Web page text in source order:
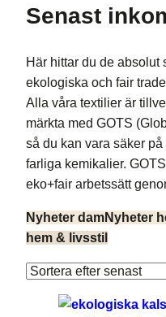
Senast
Här hittar du de absolut
ekologiska och fair
Alla våra textilier är
märkta med GOTS
så du kan vara säker
farliga kemikalier.
eko+fair arbetssätt
Nyheter damNyheter
hem & livsstil